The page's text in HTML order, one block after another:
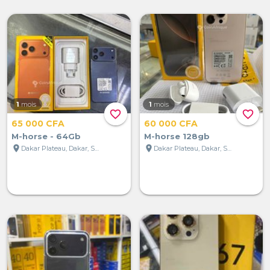
favorite_border
1 mois
65 000 CFA
M-horse - 64Gb
location_on
Dakar Plateau, Dakar, Sénégal
favorite_border
1 mois
60 000 CFA
M-horse 128gb
location_on
Dakar Plateau, Dakar, Sénégal